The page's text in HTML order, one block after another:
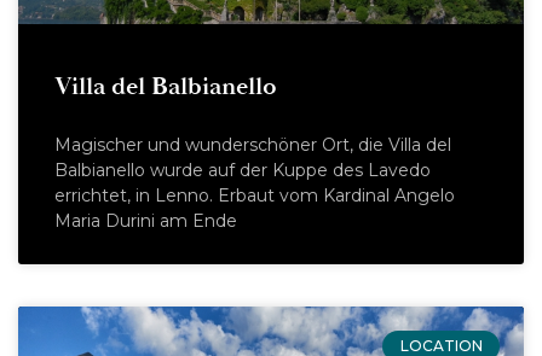
Villa del Balbianello
Magischer und wunderschöner Ort, die Villa del
Balbianello wurde auf der Kuppe des Lavedo
errichtet, in Lenno. Erbaut vom Kardinal Angelo
Maria Durini am Ende
LOCATION